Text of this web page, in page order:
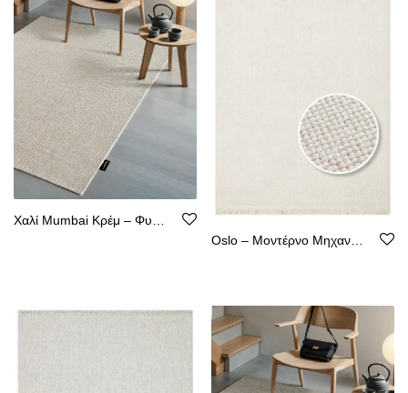
Oslo – Μοντέρνο Μηχανοποίητο Χαλί από Ψάθα – Χωρίς Χνούδι